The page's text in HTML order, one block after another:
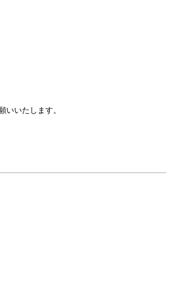
いいたします。